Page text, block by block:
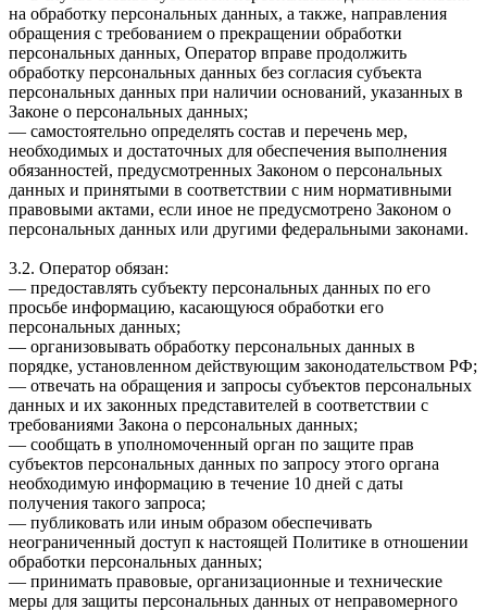
на обработку персональных данных, а также, направления
обращения с требованием о прекращении обработки
персональных данных, Оператор вправе продолжить
обработку персональных данных без согласия субъекта
персональных данных при наличии оснований, указанных в
Законе о персональных данных;
— самостоятельно определять состав и перечень мер,
необходимых и достаточных для обеспечения выполнения
обязанностей, предусмотренных Законом о персональных
данных и принятыми в соответствии с ним нормативными
правовыми актами, если иное не предусмотрено Законом о
персональных данных или другими федеральными законами.
3.2. Оператор обязан:
— предоставлять субъекту персональных данных по его
просьбе информацию, касающуюся обработки его
персональных данных;
— организовывать обработку персональных данных в
порядке, установленном действующим законодательством РФ;
— отвечать на обращения и запросы субъектов персональных
данных и их законных представителей в соответствии с
требованиями Закона о персональных данных;
— сообщать в уполномоченный орган по защите прав
субъектов персональных данных по запросу этого органа
необходимую информацию в течение 10 дней с даты
получения такого запроса;
— публиковать или иным образом обеспечивать
неограниченный доступ к настоящей Политике в отношении
обработки персональных данных;
— принимать правовые, организационные и технические
меры для защиты персональных данных от неправомерного